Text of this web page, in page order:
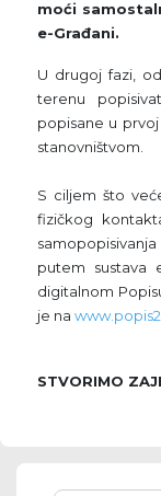
moći
e-Građani.
U drugoj fazi,
terenu
popisane u
stanovništvom.
S ciljem što
fizičkog
putem sustava
digitalnom
je na
STVORIMO